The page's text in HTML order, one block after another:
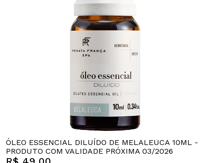
ÓLEO ESSENCIAL DILUÍDO DE MELALEUCA 10ML -
PRODUTO COM VALIDADE PRÓXIMA 03/2026